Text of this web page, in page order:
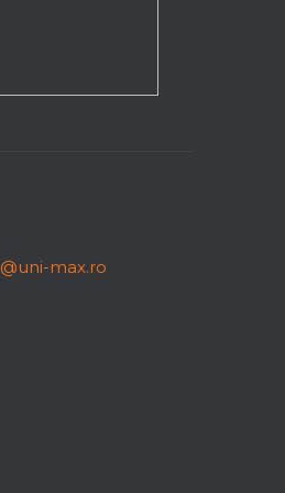
@uni-max.ro